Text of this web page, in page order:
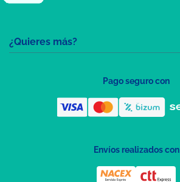
¿Quieres más?
Pago seguro con
Envíos realizados con